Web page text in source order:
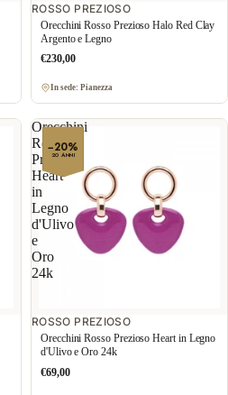
ROSSO PREZIOSO
Orecchini Rosso Prezioso Halo Red Clay
Argento e Legno
€230,00
In sede: Pianezza
Orecchini
Rosso
Prezioso
Heart
in
Legno
d'Ulivo
e
Oro
24k
−20%
20 ANNI
ROSSO PREZIOSO
Orecchini Rosso Prezioso Heart in Legno
d'Ulivo e Oro 24k
€69,00